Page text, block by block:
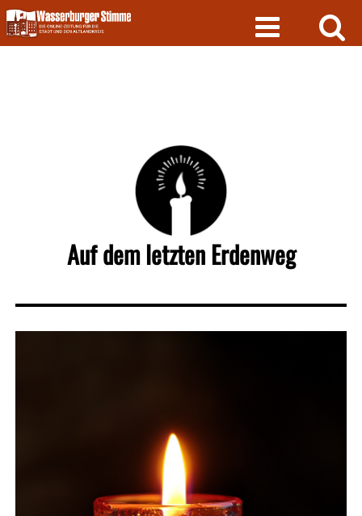
Skip
to
content
Auf dem letzten Erdenweg